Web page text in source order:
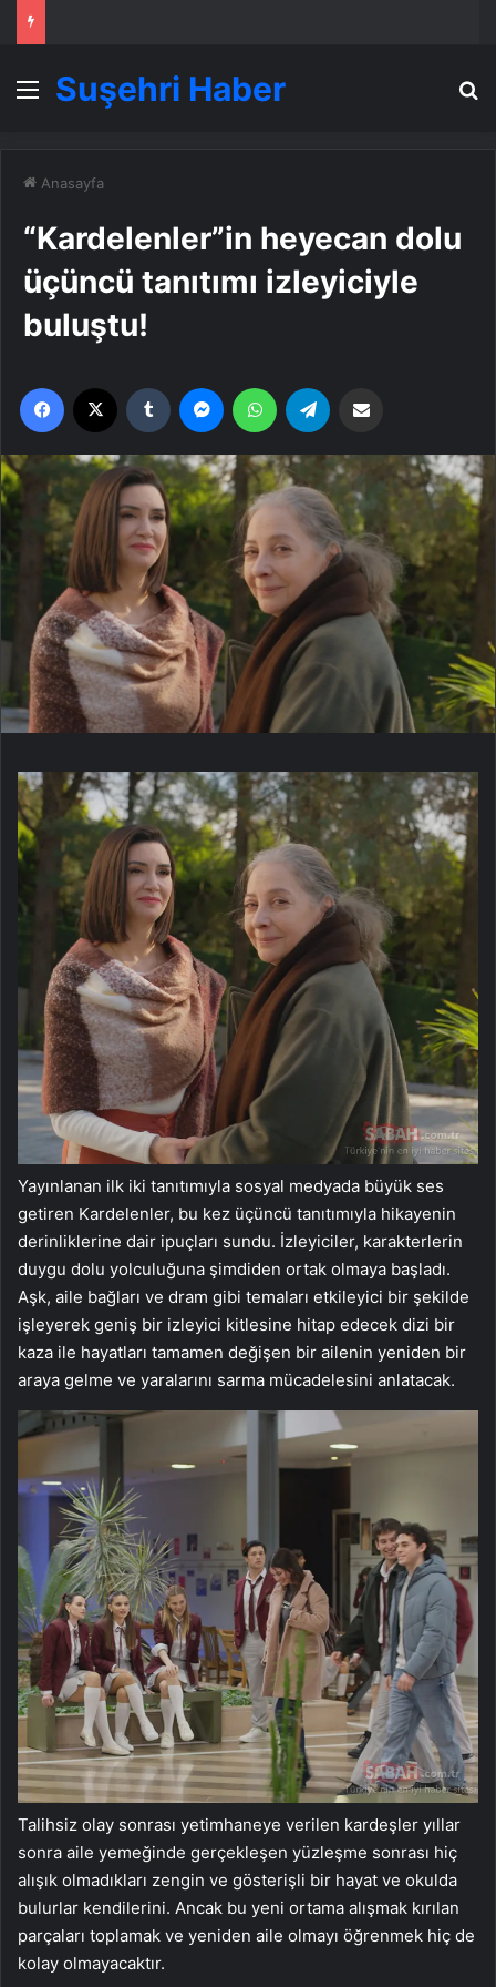
Menü
Suşehri Haber
Anasayfa
“Kardelenler”in heyecan dolu
üçüncü tanıtımı izleyiciyle
buluştu!
Facebook Tumblr MessengerWhatsApp
Yayınlanan ilk iki tanıtımıyla sosyal medyada büyük ses
getiren Kardelenler, bu kez üçüncü tanıtımıyla hikayenin
derinliklerine dair ipuçları sundu. İzleyiciler, karakterlerin
duygu dolu yolculuğuna şimdiden ortak olmaya başladı.
Aşk, aile bağları ve dram gibi temaları etkileyici bir şekilde
işleyerek geniş bir izleyici kitlesine hitap edecek dizi bir
kaza ile hayatları tamamen değişen bir ailenin yeniden bir
araya gelme ve yaralarını sarma mücadelesini anlatacak.
Talihsiz olay sonrası yetimhaneye verilen kardeşler yıllar
sonra aile yemeğinde gerçekleşen yüzleşme sonrası hiç
alışık olmadıkları zengin ve gösterişli bir hayat ve okulda
bulurlar kendilerini. Ancak bu yeni ortama alışmak kırılan
parçaları toplamak ve yeniden aile olmayı öğrenmek hiç de
kolay olmayacaktır.